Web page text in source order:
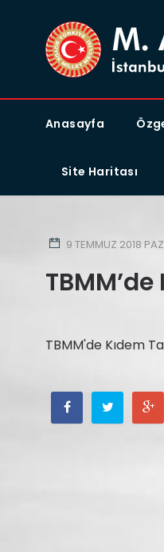
Anasayfa
Site Haritası
9 TEMMUZ 2018
TBMM'de Kıdem